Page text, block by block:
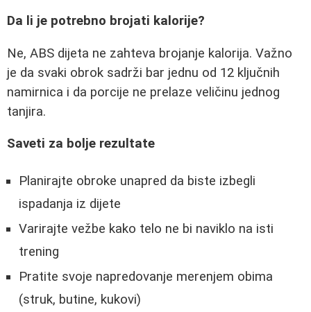
Da li je potrebno brojati kalorije?
Ne, ABS dijeta ne zahteva brojanje kalorija. Važno
je da svaki obrok sadrži bar jednu od 12 ključnih
namirnica i da porcije ne prelaze veličinu jednog
tanjira.
Saveti za bolje rezultate
Planirajte obroke unapred da biste izbegli
ispadanja iz dijete
Varirajte vežbe kako telo ne bi naviklo na isti
trening
Pratite svoje napredovanje merenjem obima
(struk, butine, kukovi)